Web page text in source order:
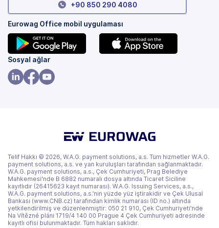
+90 850 290 4080
Eurowag Office mobil uygulaması
(yeni
bir
sekmede)
Sosyal ağlar
Telif Hakkı © 2026, W.A.G. payment solutions, a.s. Tüm hizmetler W.A.G.
payment solutions, a.s. ve yan kuruluşları tarafından sağlanmaktadır.
W.A.G. payment solutions, a.s., Çek Cumhuriyeti, Prag Belediye
Mahkemesi'nde B 6882 numaralı dosya altında Ticaret Siciline
kayıtlıdır (26415623 kayıt numarası). W.A.G. Issuing Services, a.s.,
W.A.G. payment solutions, a.s.'nin yüzde yüz iştirakidir ve Çek Ulusal
Bankası (www.CNB.cz) tarafından kimlik numarası (ID no.) altında
yetkilendirilmiş ve düzenlenmiştir: 050 21 910, Çek Cumhuriyeti'nde
Na Vítězné pláni 1719/4 140 00 Prague 4 Çek Cumhuriyeti adresinde
kayıtlı ofisi bulunmaktadır. Tüm hakları saklıdır.